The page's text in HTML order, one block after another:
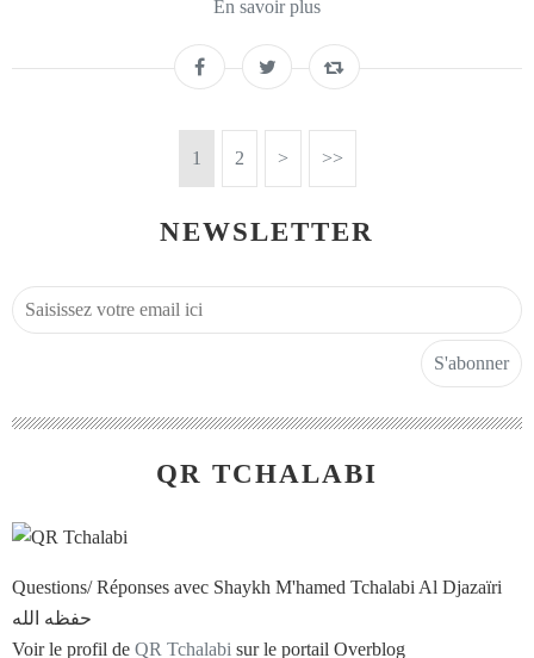
En savoir plus
1 2 > >>
NEWSLETTER
QR TCHALABI
Questions/ Réponses avec Shaykh M'hamed Tchalabi Al Djazaïri
حفظه الله
Voir le profil de QR Tchalabi sur le portail Overblog